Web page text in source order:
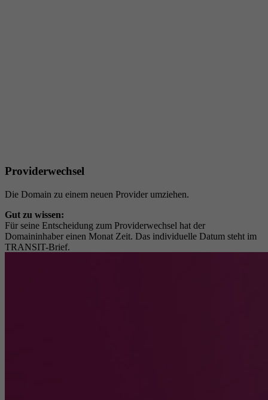
Providerwechsel
Die Domain zu einem neuen Provider umziehen.
Gut zu wissen:
Für seine Entscheidung zum Providerwechsel hat der
Domaininhaber einen Monat Zeit. Das individuelle Datum steht im
TRANSIT-Brief.